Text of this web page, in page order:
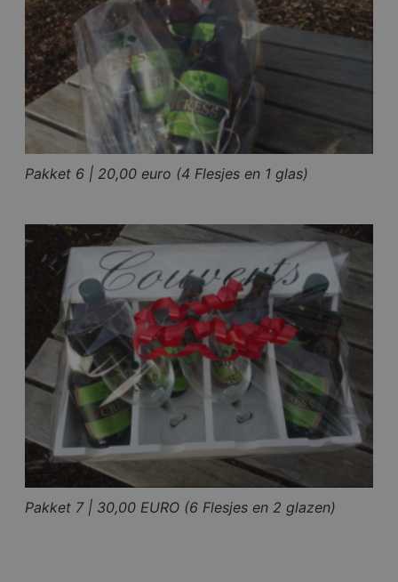
Pakket 6 | 20,00 euro (4 Flesjes en 1 glas)
Pakket 7 | 30,00 EURO (6 Flesjes en 2 glazen)